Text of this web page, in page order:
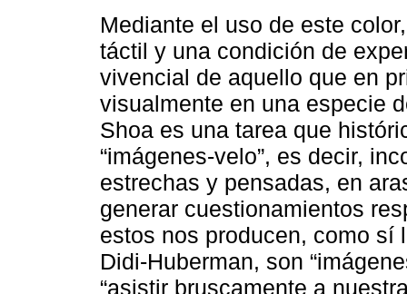
Mediante el uso de este
táctil y una condición de
vivencial de aquello que en
visualmente en una especie
Shoa es una tarea que
“imágenes-velo”, es decir,
estrechas y pensadas, en
generar cuestionamientos
estos nos producen, como sí
Didi-Huberman, son
“asistir bruscamente a